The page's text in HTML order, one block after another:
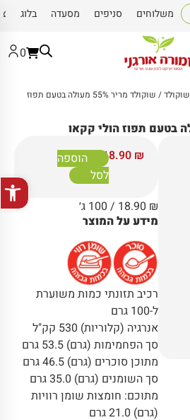
פתח
משלוחים סניפים מסעדה בלוג
0
שוקולד
/ שוקולד מריר 55% מעולה בטעם תפוז
18.90 ₪
הוספה
לסל
18.90 ₪
/ 100 ג׳
מידע על המוצר
רכיב תזונתי כמות משוערת
ל-100 גרם
אנרגיה (קלוריות) 530 קק"ל
סך הפחמימות (גרם) 53.5 גרם
מתוכן סוכרים (גרם) 46.5 גרם
סך השומנים (גרם) 35.0 גרם
מתוכם: חומצות שומן רוויות
(גרם) 21.0 גרם